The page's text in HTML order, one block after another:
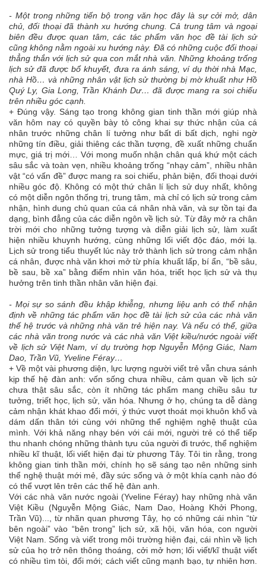
- Một trong những tiến bộ trong văn học đây là sự cởi mở, dân
chủ, đối thoại đã thành xu hướng chung. Cả trung tâm và ngoại
biên đều được quan tâm, các tác phẩm văn học đề tài lịch sử
cũng không nằm ngoài xu hướng này. Đã có những cuộc đối thoại
thẳng thắn với lịch sử qua con mắt nhà văn. Những khoảng trống
lịch sử đã được bổ khuyết, đưa ra ánh sáng, ví dụ thời nhà Mạc,
nhà Hồ… và những nhân vật lịch sử thường bị mờ khuất như Hồ
Quý Ly, Gia Long, Trần Khánh Dư… đã được mang ra soi chiếu
trên nhiều góc cạnh.
+ Đúng vậy. Sáng tạo trong không gian tinh thần mới giúp nhà
văn hôm nay có quyền bày tỏ công khai sự thức nhận của cá
nhân trước những chân lí tưởng như bất di bất dịch, nghi ngờ
những tín điều, giải thiêng các thần tượng, đề xuất những chuẩn
mực, giá trị mới… Với mong muốn nhận chân quá khứ một cách
sâu sắc và toàn vẹn, nhiều khoảng trống “nhạy cảm”, nhiều nhân
vật “có vấn đề” được mang ra soi chiếu, phản biện, đối thoại dưới
nhiều góc độ. Không có một thứ chân lí lịch sử duy nhất, không
có một diễn ngôn thống trị, trung tâm, mà chỉ có lịch sử trong cảm
nhận, hình dung chủ quan của cá nhân nhà văn, và sự tồn tại đa
dạng, bình đẳng của các diễn ngôn về lịch sử. Từ đây mở ra chân
trời mới cho những tưởng tượng và diễn giải lịch sử, làm xuất
hiện nhiều khuynh hướng, cùng những lối viết độc đáo, mới lạ.
Lịch sử trong tiểu thuyết lúc này trở thành lịch sử trong cảm nhận
cá nhân, được nhà văn khơi mở từ phía khuất lấp, bí ẩn, “bề sâu,
bề sau, bề xa” bằng điểm nhìn văn hóa, triết học lịch sử và thụ
hưởng trên tinh thần nhân văn hiện đại.
- Mọi sự so sánh đều khập khiễng, nhưng liệu anh có thể nhận
định về những tác phẩm văn học đề tài lịch sử của các nhà văn
thế hệ trước và những nhà văn trẻ hiện nay. Và nếu có thể, giữa
các nhà văn trong nước và các nhà văn Việt kiều/nước ngoài viết
về lịch sử Việt Nam, ví dụ trường hợp Nguyễn Mộng Giác, Nam
Dao, Trần Vũ, Yveline Féray…
+ Về một vài phương diện, lực lượng người viết trẻ vẫn chưa sánh
kịp thế hệ đàn anh: vốn sống chưa nhiều, cảm quan về lịch sử
chưa thật sâu sắc, còn ít những tác phẩm mang chiều sâu tư
tưởng, triết học, lịch sử, văn hóa. Nhưng ở họ, chúng ta dễ dàng
cảm nhận khát khao đổi mới, ý thức vượt thoát mọi khuôn khổ và
dám dấn thân tới cùng với những thể nghiệm nghệ thuật của
mình. Với khả năng nhạy bén với cái mới, người trẻ có thể tiếp
thu nhanh chóng những thành tựu của người đi trước, thể nghiệm
nhiều kĩ thuật, lối viết hiện đại từ phương Tây. Tôi tin rằng, trong
không gian tinh thần mới, chính họ sẽ sáng tạo nên những sinh
thể nghệ thuật mới mẻ, đầy sức sống và ở một khía cạnh nào đó
có thể vượt lên trên các thế hệ đàn anh.
Với các nhà văn nước ngoài (Yveline Féray) hay những nhà văn
Việt Kiều (Nguyễn Mộng Giác, Nam Dao, Hoàng Khởi Phong,
Trần Vũ)..., từ nhãn quan phương Tây, họ có những cái nhìn “từ
bên ngoài” vào “bên trong” lịch sử, xã hội, văn hóa, con người
Việt Nam. Sống và viết trong môi trường hiện đại, cái nhìn về lịch
sử của họ trở nên thông thoáng, cởi mở hơn; lối viết/kĩ thuật viết
có nhiều tìm tòi, đổi mới; cách viết cũng mạnh bạo, tự nhiên hơn.